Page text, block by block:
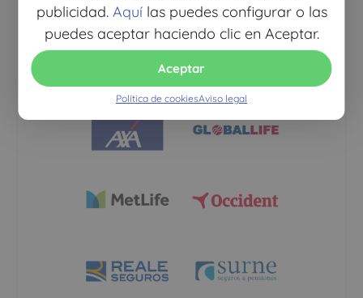
publicidad. Aquílas puedes configurar o las
puedes aceptar haciendo clic en Aceptar.
Aceptar
Política de cookiesAviso legal